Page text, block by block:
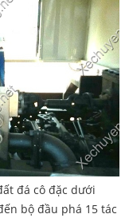
đá cô đặc dưới
bộ đầu phá 15 tác